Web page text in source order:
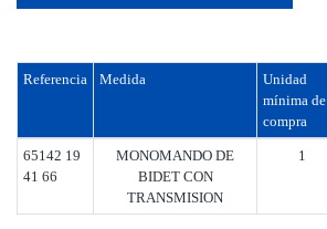
Referencia Medida
Unidad
mínima de
compra
65142 19
41 66
MONOMANDO DE
BIDET CON
TRANSMISION
1